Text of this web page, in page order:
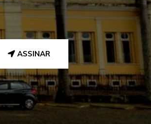
ASSINAR